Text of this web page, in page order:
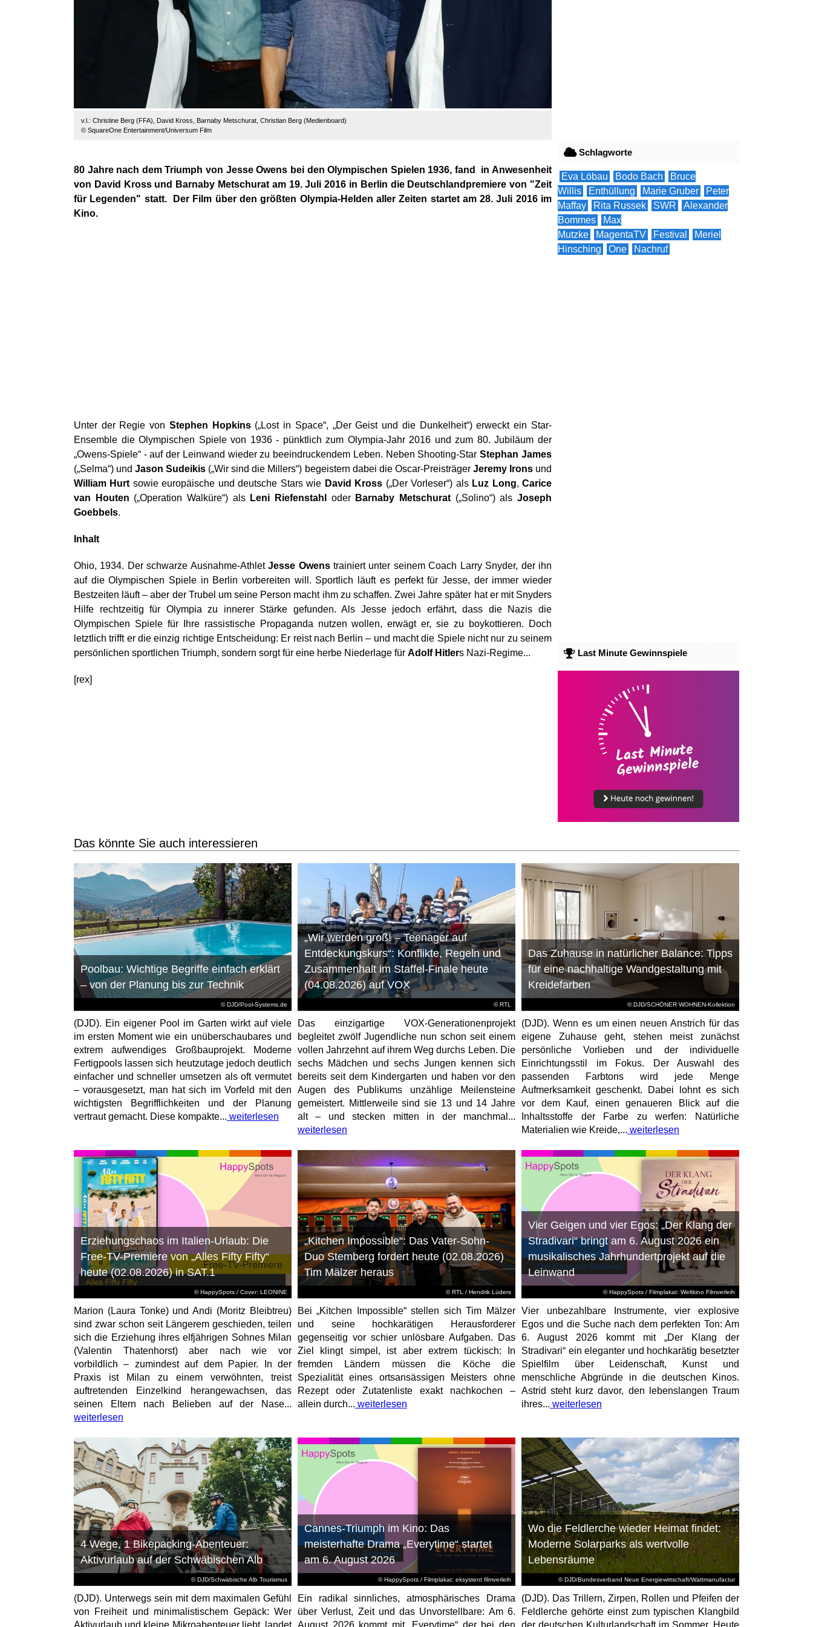
v.l.: Christine Berg (FFA), David Kross, Barnaby Metschurat, Christian Berg (Medienboard)
© SquareOne Entertainment/Universum Film
80 Jahre nach dem Triumph von Jesse Owens bei den Olympischen Spielen 1936, fand
in Anwesenheit
von David Kross und Barnaby Metschurat am 19. Juli 2016 in Berlin die Deutschlandpremiere von "Zeit
für Legenden" statt.
Der Film überden größten Olympia-Helden aller Zeiten startet am 28. Juli 2016 im
Kino.
Unter der Regie von Stephen Hopkins(„Lost in Space“, „Der Geist und die Dunkelheit“) erweckt ein Star-
Ensemble die Olympischen Spiele von 1936 - pünktlich zum Olympia-Jahr 2016 und zum 80. Jubiläum der
„Owens-Spiele“ - auf der Leinwand wieder zu beeindruckendem Leben. Neben Shooting-StarStephan James
(„Selma“) undJason Sudeikis („Wir sind die Millers“) begeistern dabei die Oscar-Preisträger Jeremy Ironsund
William Hurt sowie europäische und deutsche Stars wie David Kross („Der Vorleser“) als Luz Long, Carice
van Houten („Operation Walküre“) als Leni Riefenstahl oder Barnaby Metschurat („Solino“) als Joseph
Goebbels.
Inhalt
Ohio, 1934. Der schwarze Ausnahme-AthletJesse Owenstrainiert unter seinem Coach Larry Snyder, der ihn
auf die Olympischen Spiele in Berlin vorbereiten will. Sportlich läuft es perfekt für Jesse, der immer wieder
Bestzeiten läuft – aber der Trubel um seine Person macht ihm zu schaffen. Zwei Jahre später hat er mit Snyders
Hilfe rechtzeitig für Olympia zu innerer Stärke gefunden. Als Jesse jedoch erfährt, dass die Nazis die
Olympischen Spiele für Ihre rassistische Propaganda nutzen wollen, erwägt er, sie zu boykottieren. Doch
letztlich trifft er die einzig richtige Entscheidung: Er reist nach Berlin – und macht die Spiele nicht nur zu seinem
persönlichen sportlichen Triumph, sondern sorgt für eine herbe Niederlage für Adolf Hitlers Nazi-Regime...
[rex]
Schlagworte
Eva Löbau Bodo Bach
Bruce
Willis
Enthüllung Marie Gruber
Peter
Maffay
Rita Russek SWR
Alexander
Bommes
Max
Mutzke
MagentaTV Festival
Meriel
Hinsching
One Nachruf
Last Minute Gewinnspiele
Das könnte Sie auch interessieren
© DJD/Pool-Systems.de
Poolbau: Wichtige Begriffe einfach erklärt
– von der Planung bis zur Technik
(DJD). Ein eigener Pool im Garten wirkt auf viele
im ersten Moment wie ein unüberschaubares und
extrem aufwendiges Großbauprojekt. Moderne
Fertigpools lassen sich heutzutage jedoch deutlich
einfacher und schneller umsetzen als oft vermutet
– vorausgesetzt, man hat sich im Vorfeld mit den
wichtigsten Begrifflichkeiten und der Planung
vertraut gemacht. Diese kompakte... weiterlesen
© RTL
„Wir werden groß! – Teenager auf
Entdeckungskurs“: Konflikte, Regeln und
Zusammenhalt im Staffel-Finale heute
(04.08.2026) auf VOX
Das einzigartige VOX-Generationenprojekt
begleitet zwölf Jugendliche nun schon seit einem
vollen Jahrzehnt auf ihrem Weg durchs Leben. Die
sechs Mädchen und sechs Jungen kennen sich
bereits seit dem Kindergarten und haben vor den
Augen des Publikums unzählige Meilensteine
gemeistert. Mittlerweile sind sie 13 und 14 Jahre
alt – und stecken mitten in der manchmal...
weiterlesen
© DJD/SCHÖNER WOHNEN-Kollektion
Das Zuhause in natürlicher Balance: Tipps
für eine nachhaltige Wandgestaltung mit
Kreidefarben
(DJD). Wenn es um einen neuen Anstrich für das
eigene Zuhause geht, stehen meist zunächst
persönliche Vorlieben und der individuelle
Einrichtungsstil im Fokus. Der Auswahl des
passenden Farbtons wird jede Menge
Aufmerksamkeit geschenkt. Dabei lohnt es sich
vor dem Kauf, einen genaueren Blick auf die
Inhaltsstoffe der Farbe zu werfen: Natürliche
Materialien wie Kreide,... weiterlesen
© HappySpots / Cover: LEONINE
Erziehungschaos im Italien-Urlaub: Die
Free-TV-Premiere von „Alles Fifty Fifty“
heute (02.08.2026) in SAT.1
Marion (Laura Tonke) und Andi (Moritz Bleibtreu)
sind zwar schon seit Längerem geschieden, teilen
sich die Erziehung ihres elfjährigen Sohnes Milan
(Valentin Thatenhorst) aber nach wie vor
vorbildlich – zumindest auf dem Papier. In der
Praxis ist Milan zu einem verwöhnten, treist
auftretenden Einzelkind herangewachsen, das
seinen Eltern nach Belieben auf der Nase...
weiterlesen
© RTL/ Hendrik Lüders
„Kitchen Impossible“: Das Vater-Sohn-
Duo Stemberg fordert heute (02.08.2026)
Tim Mälzer heraus
Bei „Kitchen Impossible“ stellen sich Tim Mälzer
und seine hochkarätigen Herausforderer
gegenseitig vor schier unlösbare Aufgaben. Das
Ziel klingt simpel, ist aber extrem tückisch: In
fremden Ländern müssen die Köche die
Spezialität eines ortsansässigen Meisters ohne
Rezept oder Zutatenliste exakt nachkochen –
allein durch... weiterlesen
© HappySpots / Filmplakat: Weltkino Filmverleih
Vier Geigen und vier Egos: „Der Klang der
Stradivari“ bringt am 6. August 2026 ein
musikalisches Jahrhundertprojekt auf die
Leinwand
Vier unbezahlbare Instrumente, vier explosive
Egos und die Suche nach dem perfekten Ton: Am
6. August 2026 kommt mit „Der Klang der
Stradivari“ ein eleganter und hochkarätig besetzter
Spielfilm über Leidenschaft, Kunst und
menschliche Abgründe in die deutschen Kinos.
Astrid steht kurz davor, den lebenslangen Traum
ihres... weiterlesen
© DJD/Schwäbische Alb Tourismus
4 Wege, 1 Bikepacking-Abenteuer:
Aktivurlaub auf der Schwäbischen Alb
(DJD). Unterwegs sein mit dem maximalen Gefühl
von Freiheit und minimalistischem Gepäck: Wer
© HappySpots / Filmplakat: eksystent filmverleih
Cannes-Triumph im Kino: Das
meisterhafte Drama „Everytime“ startet
am 6. August 2026
Ein radikal sinnliches, atmosphärisches Drama
über Verlust, Zeit und das Unvorstellbare: Am 6.
© DJD/Bundesverband Neue Energiewirtschaft/Wattmanufactur
Wo die Feldlerche wieder Heimat findet:
Moderne Solarparks als wertvolle
Lebensräume
(DJD). Das Trillern, Zirpen, Rollen und Pfeifen der
Feldlerche gehörte einst zum typischen Klangbild